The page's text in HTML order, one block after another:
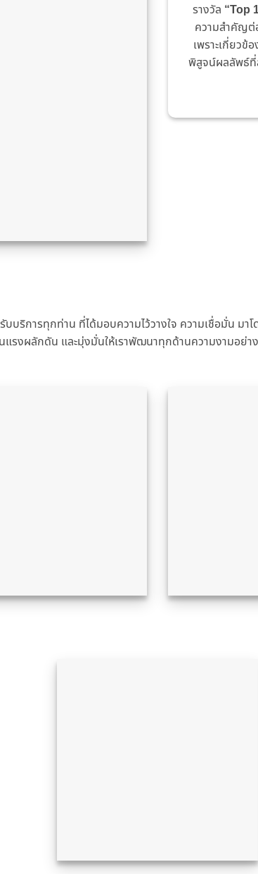
รางวัล “Top
ความสำคัญ
เพราะเกี่ยว
พิสูจน์ผลลัพธ์ที่
บริการทุกท่าน ที่ได้มอบความไว้วางใจ ความเชื่อมั่น ม
แรงผลักดัน และมุ่งมั่นให้เราพัฒนาทุกด้านความงามอย่า